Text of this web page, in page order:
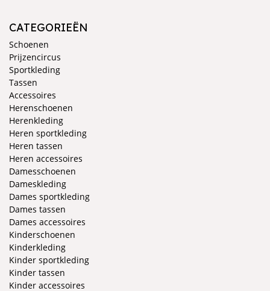
CATEGORIEËN
Schoenen
Prijzencircus
Sportkleding
Tassen
Accessoires
Herenschoenen
Herenkleding
Heren sportkleding
Heren tassen
Heren accessoires
Damesschoenen
Dameskleding
Dames sportkleding
Dames tassen
Dames accessoires
Kinderschoenen
Kinderkleding
Kinder sportkleding
Kinder tassen
Kinder accessoires